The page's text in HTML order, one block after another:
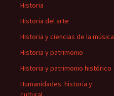
Historia
Historia del arte
Historia y ciencias de la música
Historia y patrimonio
Historia y patrimonio histórico
Humanidades: historia y